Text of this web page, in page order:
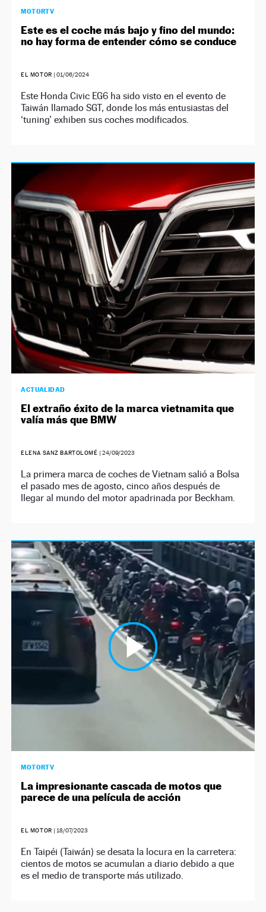
MOTORTV
Este es el coche más bajo y fino del mundo:
no hay forma de entender cómo se conduce
EL MOTOR | 01/06/2024
Este Honda Civic EG6 ha sido visto en el evento de
Taiwán llamado SGT, donde los más entusiastas del
‘tuning’ exhiben sus coches modificados.
ACTUALIDAD
El extraño éxito de la marca vietnamita que
valía más que BMW
ELENA SANZ BARTOLOMÉ | 24/09/2023
La primera marca de coches de Vietnam salió a Bolsa
el pasado mes de agosto, cinco años después de
llegar al mundo del motor apadrinada por Beckham.
MOTORTV
La impresionante cascada de motos que
parece de una película de acción
EL MOTOR | 18/07/2023
En Taipéi (Taiwán) se desata la locura en la carretera:
cientos de motos se acumulan a diario debido a que
es el medio de transporte más utilizado.